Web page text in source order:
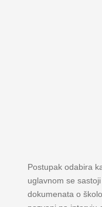
Postupak odabira
uglavnom se
dokumenata o